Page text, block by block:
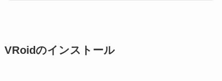
VRoidのインストール